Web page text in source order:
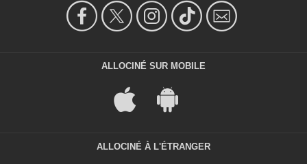
ALLOCINÉ SUR MOBILE
ALLOCINÉ À L'ÉTRANGER